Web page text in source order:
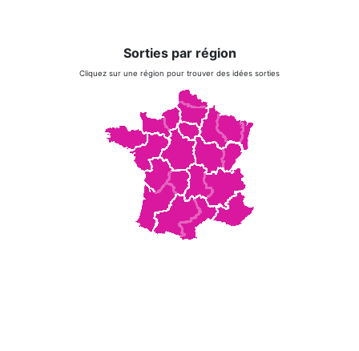
Sorties par région
Cliquez sur une région pour trouver des idées sorties